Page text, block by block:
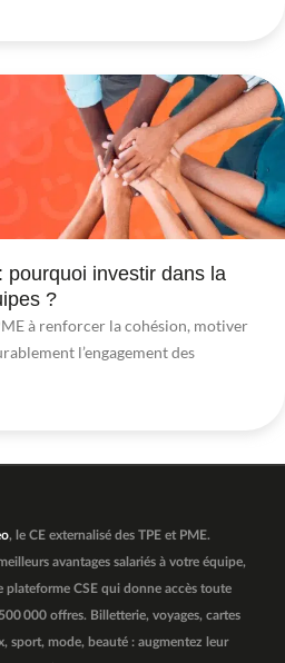
pourquoi investir dans la
?
à renforcer la cohésion, motiver
l’engagement des
, le CE externalisé des TPE et PME.
avantages salariés à votre équipe,
plateforme CSE qui donne accès toute
500 000 offres. Billetterie, voyages, cartes
sport, mode, beauté : augmentez leur